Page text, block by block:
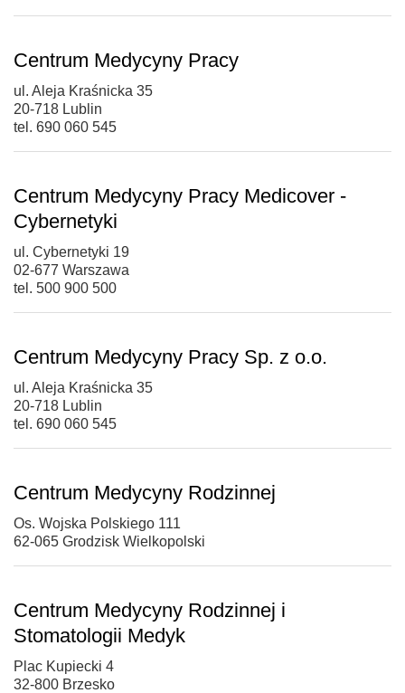
Centrum Medycyny Pracy
ul. Aleja Kraśnicka 35
20-718 Lublin
tel. 690 060 545
Centrum Medycyny Pracy Medicover -
Cybernetyki
ul. Cybernetyki 19
02-677 Warszawa
tel. 500 900 500
Centrum Medycyny Pracy Sp. z o.o.
ul. Aleja Kraśnicka 35
20-718 Lublin
tel. 690 060 545
Centrum Medycyny Rodzinnej
Os. Wojska Polskiego 111
62-065 Grodzisk Wielkopolski
Centrum Medycyny Rodzinnej i
Stomatologii Medyk
Plac Kupiecki 4
32-800 Brzesko